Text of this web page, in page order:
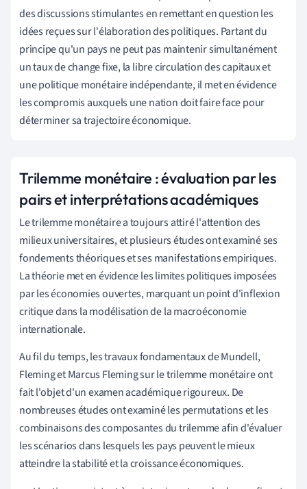
des discussions stimulantes en remettant en question les
idées reçues sur l'élaboration des politiques. Partant du
principe qu'un pays ne peut pas maintenir simultanément
un taux de change fixe, la libre circulation des capitaux et
une politique monétaire indépendante, il met en évidence
les compromis auxquels une nation doit faire face pour
déterminer sa trajectoire économique.
Trilemme monétaire : évaluation par les
pairs et interprétations académiques
Le trilemme monétaire a toujours attiré l'attention des
milieux universitaires, et plusieurs études ont examiné ses
fondements théoriques et ses manifestations empiriques.
La théorie met en évidence les limites politiques imposées
par les économies ouvertes, marquant un point d'inflexion
critique dans la modélisation de la macroéconomie
internationale.
Au fil du temps, les travaux fondamentaux de Mundell,
Fleming et Marcus Fleming sur le trilemme monétaire ont
fait l'objet d'un examen académique rigoureux. De
nombreuses études ont examiné les permutations et les
combinaisons des composantes du trilemme afin d'évaluer
les scénarios dans lesquels les pays peuvent le mieux
atteindre la stabilité et la croissance économiques.